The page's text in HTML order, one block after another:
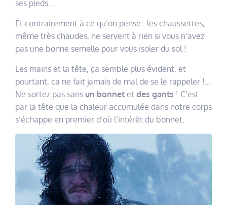
ses pieds…
Et contrairement à ce qu’on pense : les chaussettes,
même très chaudes, ne servent à rien si vous n’avez
pas une bonne semelle pour vous isoler du sol !
Les mains et la tête, ça semble plus évident, et
pourtant, ça ne fait jamais de mal de se le rappeler !…
Ne sortez pas sans un bonnet et des gants ! C’est
par la tête que la chaleur accumulée dans notre corps
s’échappe en premier d’où l’intérêt du bonnet.